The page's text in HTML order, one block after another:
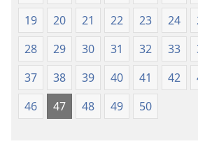
19
20 21 22 23 24
28
29 30 31 32 33
37
38 39 40 41 42
46
47 48 49 50